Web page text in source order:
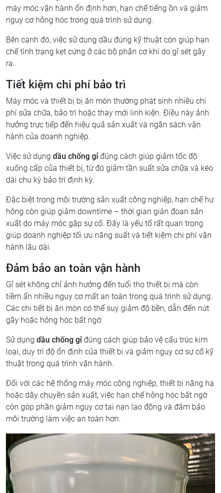
máy móc vận hành ổn định hơn, hạn chế tiếng ồn và giảm
nguy cơ hỏng hóc trong quá trình sử dụng.
Bên cạnh đó, việc sử dụng dầu đúng kỹ thuật còn giúp hạn
chế tình trạng kẹt cứng ở các bộ phận cơ khí do gỉ sét gây
ra.
Tiết kiệm chi phí bảo trì
Máy móc và thiết bị bị ăn mòn thường phát sinh nhiều chi
phí sửa chữa, bảo trì hoặc thay mới linh kiện. Điều này ảnh
hưởng trực tiếp đến hiệu quả sản xuất và ngân sách vận
hành của doanh nghiệp.
Việc sử dụng dầu chống gỉ đúng cách giúp giảm tốc độ
xuống cấp của thiết bị, từ đó giảm tần suất sửa chữa và kéo
dài chu kỳ bảo trì định kỳ.
Đặc biệt trong môi trường sản xuất công nghiệp, hạn chế hư
hỏng còn giúp giảm downtime – thời gian gián đoạn sản
xuất do máy móc gặp sự cố. Đây là yếu tố rất quan trọng
giúp doanh nghiệp tối ưu năng suất và tiết kiệm chi phí vận
hành lâu dài.
Đảm bảo an toàn vận hành
Gỉ sét không chỉ ảnh hưởng đến tuổi thọ thiết bị mà còn
tiềm ẩn nhiều nguy cơ mất an toàn trong quá trình sử dụng.
Các chi tiết bị ăn mòn có thể suy giảm độ bền, dẫn đến nứt
gãy hoặc hỏng hóc bất ngờ.
Sử dụng dầu chống gỉ đúng cách giúp bảo vệ cấu trúc kim
loại, duy trì độ ổn định của thiết bị và giảm nguy cơ sự cố kỹ
thuật trong quá trình vận hành.
Đối với các hệ thống máy móc công nghiệp, thiết bị nâng hạ
hoặc dây chuyền sản xuất, việc hạn chế hỏng hóc bất ngờ
còn góp phần giảm nguy cơ tai nạn lao động và đảm bảo
môi trường làm việc an toàn hơn.